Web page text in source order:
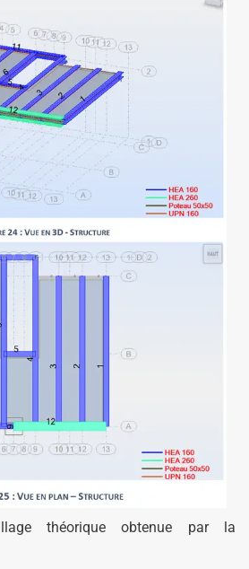
théorique obtenue par la